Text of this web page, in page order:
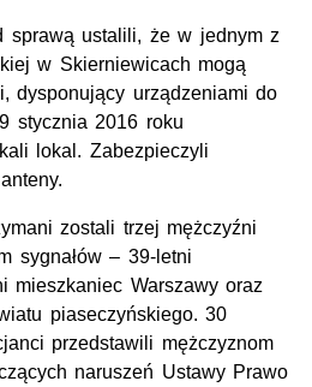
sprawą ustalili, że w jednym z
w Skierniewicach mogą
dysponujący urządzeniami do
stycznia 2016 roku
lokal. Zabezpieczyli
zostali trzej mężczyźni
sygnałów – 39-letni
mieszkaniec Warszawy oraz
piaseczyńskiego. 30
przedstawili mężczyznom
naruszeń Ustawy Prawo